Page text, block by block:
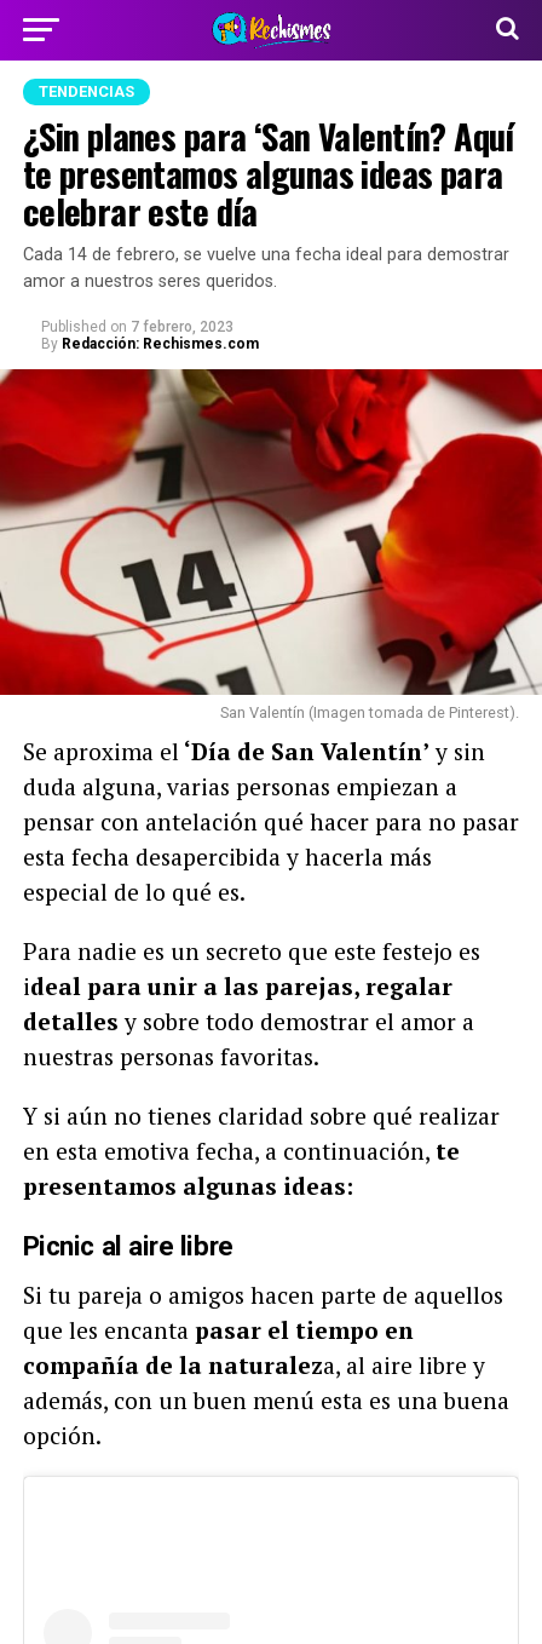
TENDENCIAS
¿Sin planes para ‘San Valentín? Aquí
te presentamos algunas ideas para
celebrar este día
Cada 14 de febrero, se vuelve una fecha ideal para demostrar
amor a nuestros seres queridos.
Published on 7 febrero, 2023
By Redacción: Rechismes.com
San Valentín (Imagen tomada de Pinterest).
Se aproxima el ‘Día de San Valentín’ y sin
duda alguna, varias personas empiezan a
pensar con antelación qué hacer para no pasar
esta fecha desapercibida y hacerla más
especial de lo qué es.
Para nadie es un secreto que este festejo es
ideal para unir a las parejas, regalar
detalles y sobre todo demostrar el amor a
nuestras personas favoritas.
Y si aún no tienes claridad sobre qué realizar
en esta emotiva fecha, a continuación, te
presentamos algunas ideas:
Picnic al aire libre
Si tu pareja o amigos hacen parte de aquellos
que les encanta pasar el tiempo en
compañía de la naturaleza, al aire libre y
además, con un buen menú esta es una buena
opción.